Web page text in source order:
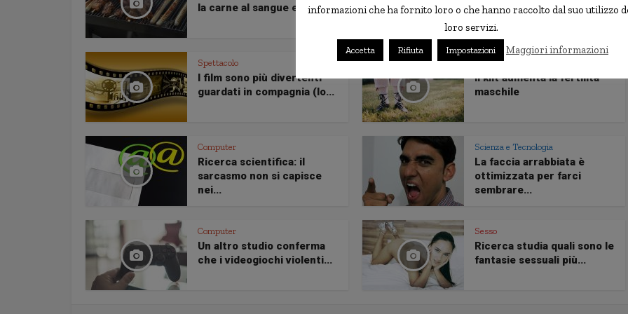
la carne al sangue ed altri...
Secondo la scienza, sono...
Spettacolo
I film sono più divertenti
guardati in compagnia (lo...
Salute
Il kilt aumenta la fertilità
maschile
Computer
Ricerca scientifica: il
sarcasmo non si capisce
nei...
Scienza e Tecnologia
La faccia arrabbiata è
ottimizzata per farci
sembrare...
Computer
Un altro studio conferma
che i videogiochi violenti...
Sesso
Ricerca studia quali sono le
fantasie sessuali più...
informazioni che ha fornito loro o che hanno raccolto dal suo utilizzo
loro servizi.
Accetta Rifiuta Impostazioni Maggiori informazioni